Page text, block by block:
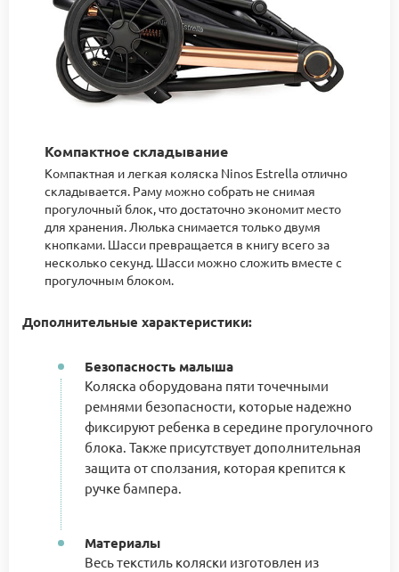
Компактное складывание
Компактная и легкая коляска Ninos Estrella отлично
складывается. Раму можно собрать не снимая
прогулочный блок, что достаточно экономит место
для хранения. Люлька снимается только двумя
кнопками. Шасси превращается в книгу всего за
несколько секунд. Шасси можно сложить вместе с
прогулочным блоком.
Дополнительные характеристики:
Безопасность малыша
Коляска оборудована пяти точечными
ремнями безопасности, которые надежно
фиксируют ребенка в середине прогулочного
блока. Также присутствует дополнительная
защита от сползания, которая крепится к
ручке бампера.
Материалы
Весь текстиль коляски изготовлен из